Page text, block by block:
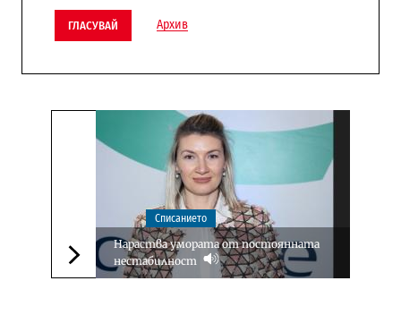
ГЛАСУВАЙ Архив
Следваща новина
Списанието
Нараства умората от постоянната
нестабилност